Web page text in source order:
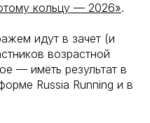
кольцу — 2026».
идут в зачет (и
возрастной
— иметь результат в
Russia Running и в